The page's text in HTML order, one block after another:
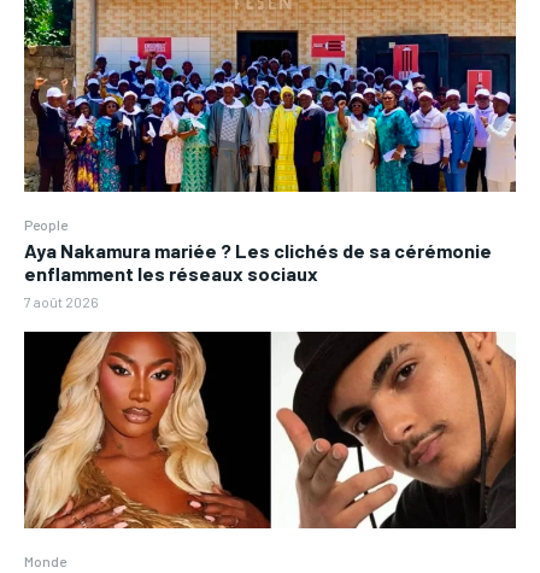
People
Aya Nakamura mariée ? Les clichés de sa cérémonie
enflamment les réseaux sociaux
7 août 2026
Monde